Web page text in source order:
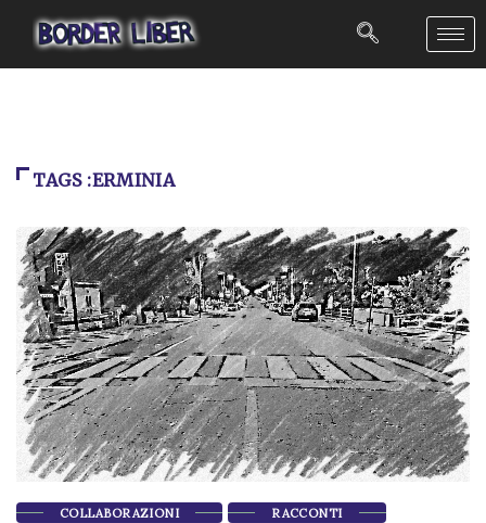
TAGS :ERMINIA
COLLABORAZIONI RACCONTI